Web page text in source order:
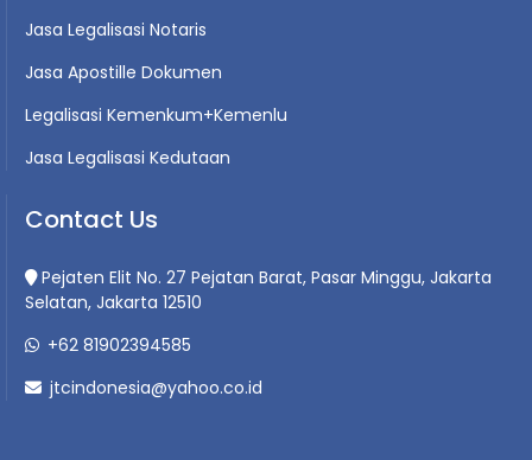
Jasa Legalisasi Notaris
Jasa Apostille Dokumen
Legalisasi Kemenkum+Kemenlu
Jasa Legalisasi Kedutaan
Contact Us
Pejaten Elit No. 27 Pejatan Barat, Pasar Minggu, Jakarta
Selatan, Jakarta 12510
+62 81902394585
jtcindonesia@yahoo.co.id